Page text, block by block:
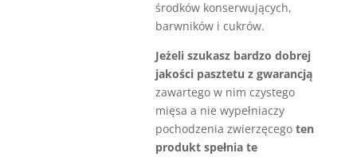
środków konserwujących,
barwników i cukrów.
Jeżeli szukasz bardzo dobrej
jakości pasztetu z gwarancją
zawartego w nim czystego
mięsa a nie wypełniaczy
pochodzenia zwierzęcegoten
produkt spełnia te